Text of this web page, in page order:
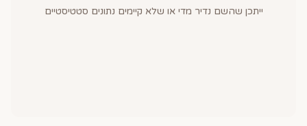
ייתכן שהשם נדיר מדי או שלא קיימים נתונים סטטיסטיים